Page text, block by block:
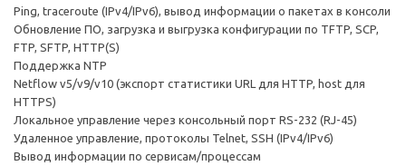
Ping, traceroute (IPv4/IPv6), вывод информации о пакетах в консоли
Обновление ПО, загрузка и выгрузка конфигурации по TFTP, SCP,
FTP, SFTP, HTTP(S)
Поддержка NTP
Netflow v5/v9/v10 (экспорт статистики URL для HTTP, host для
HTTPS)
Локальное управление через консольный порт RS-232 (RJ-45)
Удаленное управление, протоколы Telnet, SSH (IPv4/IPv6)
Вывод информации по сервисам/процессам